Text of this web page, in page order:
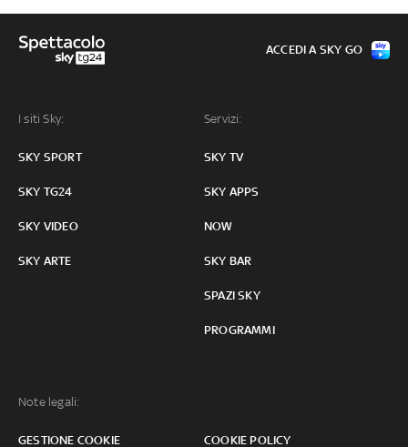
I siti Sky:
SKY SPORT
SKY TG24
SKY VIDEO
SKY ARTE
Servizi:
SKY TV
SKY APPS
NOW
SKY BAR
SPAZI SKY
PROGRAMMI
Note legali:
GESTIONE COOKIE COOKIE POLICY
ACCEDI A SKY GO